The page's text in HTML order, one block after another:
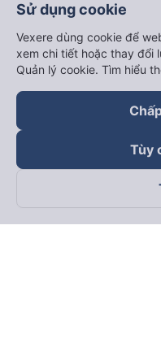
Theo dõi chúng tôi
Sử dụng cookie
Vexere dùng cookie để
xem chi tiết hoặc thay đổi
Quản lý cookie. Tìm hiểu
Tùy